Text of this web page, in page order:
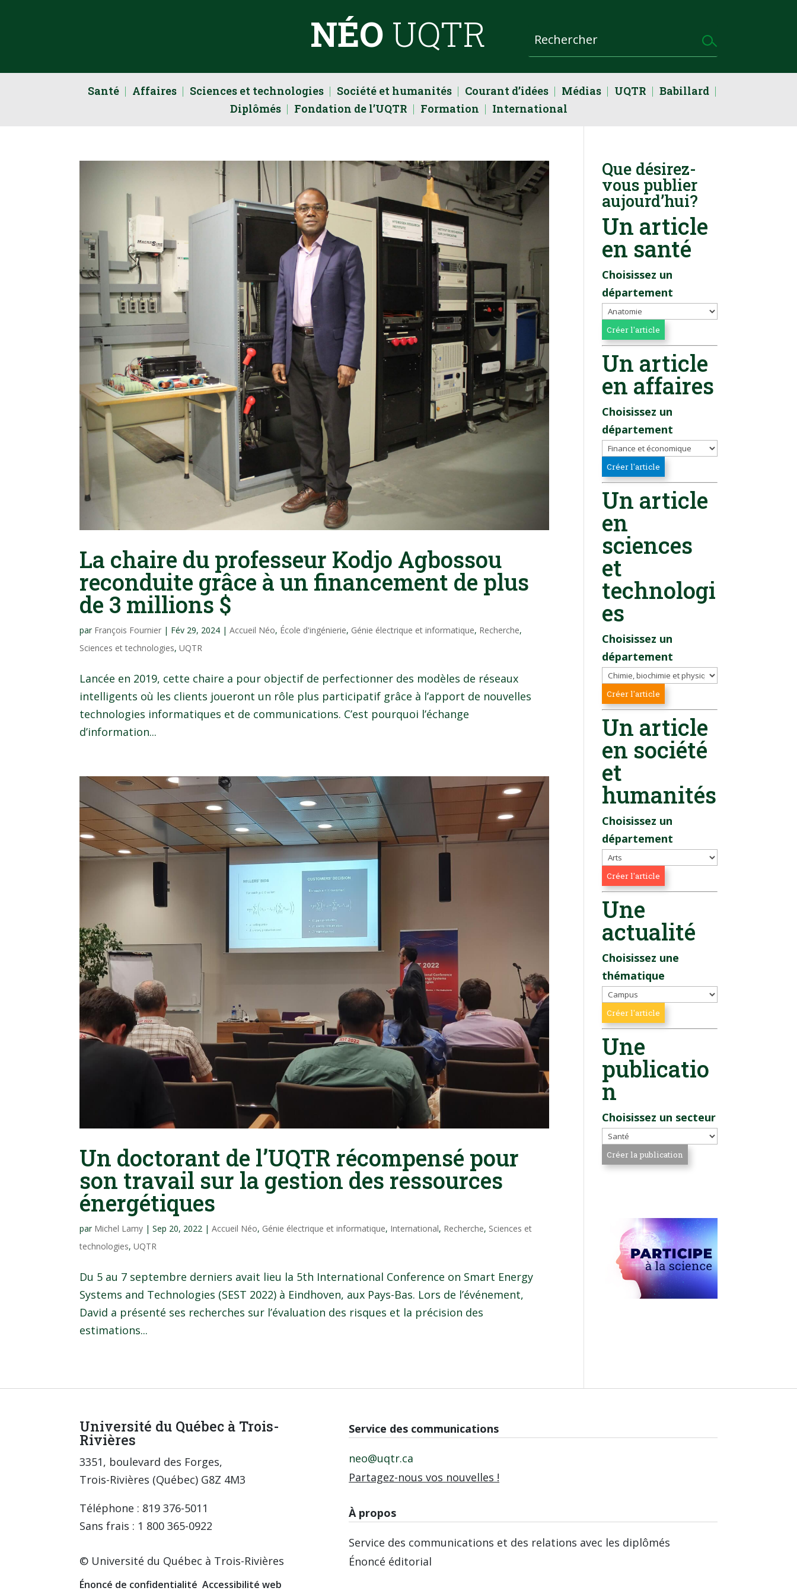
NÉO UQTR
Santé Affaires Sciences et technologies Société et humanités Courant d’idées Médias UQTR
Babillard
Diplômés
Fondation de l’UQTR Formation International
La chaire du professeur Kodjo Agbossou
reconduite grâce à un financement de plus
de 3 millions $
par François Fournier | Fév 29, 2024 |Accueil Néo, École d'ingénierie, Génie électrique et informatique, Recherche,
Sciences et technologies,UQTR
Lancée en 2019, cette chaire a pour objectif de perfectionner des modèles de réseaux
intelligents où les clients joueront un rôle plus participatif grâce à l’apport de nouvelles
technologies informatiques et de communications. C’est pourquoi l’échange
d’information...
Un doctorant de l’UQTR récompensé pour
son travail sur la gestion des ressources
énergétiques
par Michel Lamy |Sep 20, 2022 |Accueil Néo, Génie électrique et informatique, International, Recherche, Sciences et
technologies,UQTR
Du 5 au 7 septembre derniers avait lieu la 5th International Conference on Smart Energy
Systems and Technologies (SEST 2022) à Eindhoven, aux Pays-Bas. Lors de l’événement,
David a présenté ses recherches sur l’évaluation des risques et la précision des
estimations...
Que désirez-
vous publier
aujourd’hui?
Un article
en santé
Choisissez un
département
Un article
en affaires
Choisissez un
département
Un article
en
sciences
et
technologi
es
Choisissez un
département
Un article
en société
et
humanités
Choisissez un
département
Une
actualité
Choisissez une
thématique
Une
publicatio
n
Choisissez un secteur
Université du Québec à Trois-
Rivières
3351, boulevard des Forges,
Trois-Rivières (Québec) G8Z 4M3
Téléphone : 819 376-5011
Sans frais : 1 800 365-0922
© Université du Québec à Trois-Rivières
Énoncé de confidentialité Accessibilité web
Service des communications
neo@uqtr.ca
Partagez-nous vos nouvelles !
À propos
Service des communications et des relations avec les diplômés
Énoncé éditorial